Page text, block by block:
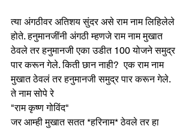
त्या अंगठीवर अतिशय सुंदर असे राम नाम लिहिलेले
होते. हनुमानजींनी अंगठी म्हणजे राम नाम मुखात
ठेवले तर हनुमानजी एका उडीत 100 योजने समुद्र
पार करून गेले. किती छान नाही?  एक राम नाम
मुखात ठेवलं तर हनुमानजी समुद्र पार करून गेले.
ते नाम सोपे रे
"राम कृष्ण गोविंद"
जर आम्ही मुखात सतत *हरिनाम* ठेवले तर हा